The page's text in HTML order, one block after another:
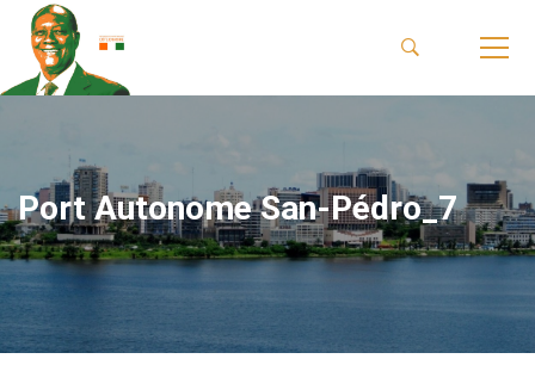
Port Autonome San-Pédro_7